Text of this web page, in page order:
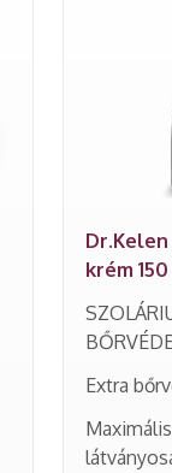
krém
Extra